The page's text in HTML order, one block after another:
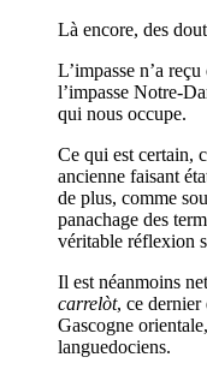
Là encore, des
L’impasse n’a
l’impasse Notre-
qui nous occupe.
Ce qui est certain,
ancienne faisant
de plus, comme
panachage des
véritable réflexion
Il est néanmoins
carrelòt, ce dernier
Gascogne
languedociens.